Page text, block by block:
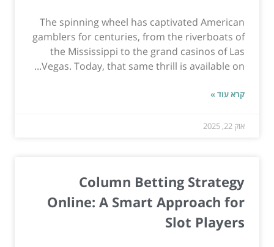
The spinning wheel has captivated American
gamblers for centuries, from the riverboats of
the Mississippi to the grand casinos of Las
Vegas. Today, that same thrill is available on...
קרא עוד »
אוק 22, 2025
Column Betting Strategy
Online: A Smart Approach for
Slot Players